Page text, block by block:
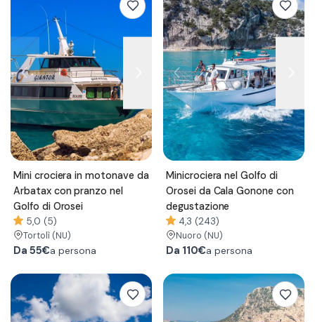
Mini crociera in motonave da
Arbatax con pranzo nel
Golfo di Orosei
5,0 (5)
Tortolì (NU)
Da 55€a persona
Minicrociera nel Golfo di
Orosei da Cala Gonone con
degustazione
4,3 (243)
Nuoro (NU)
Da 110€a persona